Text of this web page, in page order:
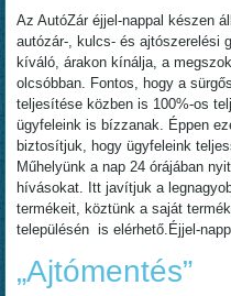
Az AutóZár éjjel-nappal készen
autózár-, kulcs- és ajtószerelési
kíváló, árakon kínálja, a
olcsóbban. Fontos, hogy a
teljesítése közben is 100%-os
ügyfeleink is bízzanak. Éppen
biztosítjuk, hogy ügyfeleink
Műhelyünk a nap 24 órájában
hívásokat. Itt javítjuk a
termékeit, köztünk a saját
településén is elérhető.Éjjel-
„Ajtómentés”